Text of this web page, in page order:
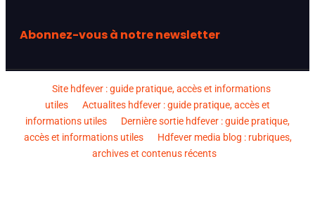
Abonnez-vous à notre newsletter
Site hdfever : guide pratique, accès et informations
utiles
Actualites hdfever : guide pratique, accès et
informations utiles
Dernière sortie hdfever : guide pratique,
accès et informations utiles
Hdfever media blog : rubriques,
archives et contenus récents